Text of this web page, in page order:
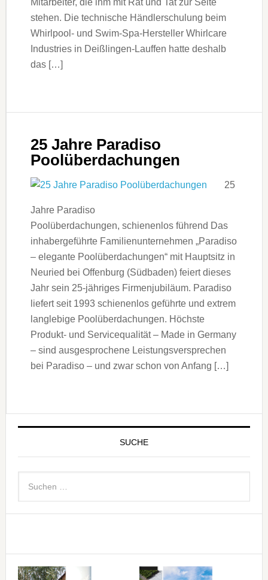
stehen. Die technische Händlerschulung beim
Whirlpool- und Swim-Spa-Hersteller Whirlcare
Industries in Deißlingen-Lauffen hatte deshalb
das […]
25 Jahre Paradiso
Poolüberdachungen
25
Jahre Paradiso
Poolüberdachungen, schienenlos führend Das
inhabergeführte Familienunternehmen „Paradiso
– elegante Poolüberdachungen“ mit Hauptsitz in
Neuried bei Offenburg (Südbaden) feiert dieses
Jahr sein 25-jähriges Firmenjubiläum. Paradiso
liefert seit 1993 schienenlos geführte und extrem
langlebige Poolüberdachungen. Höchste
Produkt- und Servicequalität – Made in Germany
– sind ausgesprochene Leistungsversprechen
bei Paradiso – und zwar schon von Anfang […]
SUCHE